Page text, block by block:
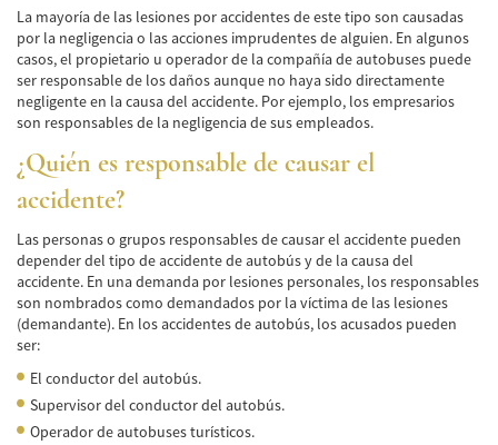
Ley de Transporte Público en California
Accidente de Bicicleta
Causas de los Accidentes de Bicicleta
Datos de Accidentes
Leyes de Bicicletas sobre Lesiones
Personales
Accidente de Camión
Causas de Accidentes de Camión
La mayoría de las lesiones por accidentes de este tipo son causadas
por la negligencia o las acciones imprudentes de alguien. En algunos
casos, el propietario u operador de la compañía de autobuses puede
ser responsable de los daños aunque no haya sido directamente
negligente en la causa del accidente. Por ejemplo, los empresarios
son responsables de la negligencia de sus empleados.
¿Quién es responsable de causar el
accidente?
Las personas o grupos responsables de causar el accidente pueden
depender del tipo de accidente de autobús y de la causa del
accidente. En una demanda por lesiones personales, los responsables
son nombrados como demandados por la víctima de las lesiones
(demandante). En los accidentes de autobús, los acusados pueden
ser:
El conductor del autobús.
Supervisor del conductor del autobús.
Operador de autobuses turísticos.